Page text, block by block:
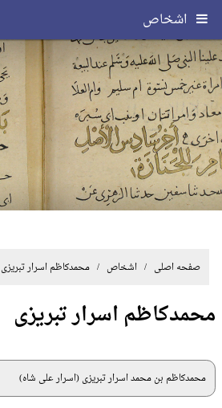
اشخاص
صفحه اصلی / اشخاص / محمدکاظم اسرار تبریزی
محمدکاظم اسرار تبریزی
محمدکاظم بن محمد اسرار تبریزی (اسرار علی شاه)